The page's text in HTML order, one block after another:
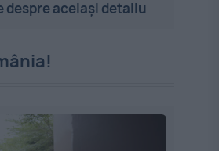
despre același detaliu